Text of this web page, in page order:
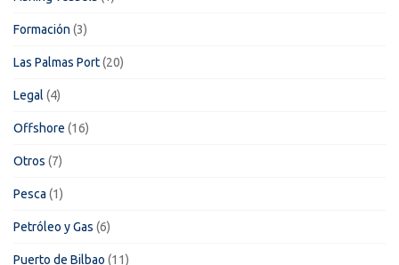
Formación (3)
Las Palmas Port(20)
Legal (4)
Offshore (16)
Otros (7)
Pesca (1)
Petróleo y Gas (6)
Puerto de Bilbao (11)